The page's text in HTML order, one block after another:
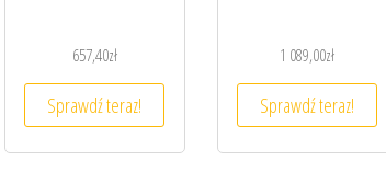
657,40zł
Sprawdź teraz!
1 089,00zł
Sprawdź teraz!